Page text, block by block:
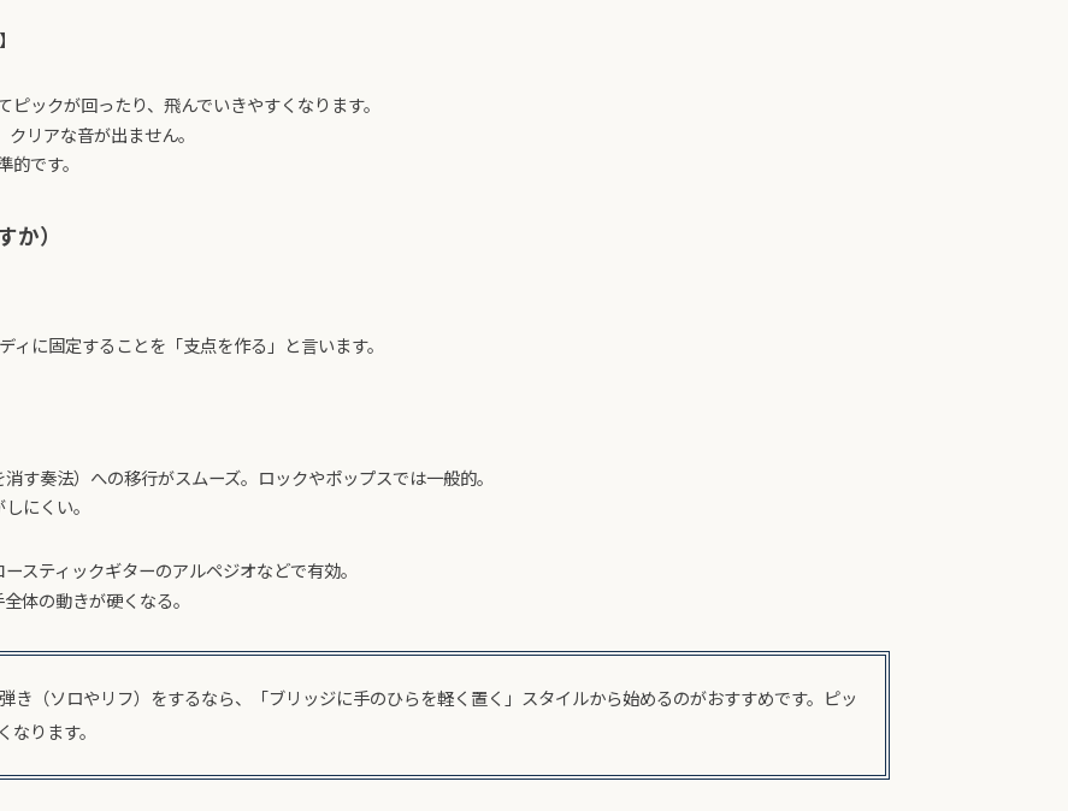
ピックが回ったり、飛んでいきやすくなります。
リアな音が出ません。
的です。
）
に固定することを「支点を作る」と言います。
す奏法）への移行がスムーズ。ロックやポップスでは一般的。
にくい。
スティックギターのアルペジオなどで有効。
体の動きが硬くなる。
き（ソロやリフ）をするなら、「ブリッジに手のひらを軽く置く」スタイルから始めるのがおすすめです。ピッ
ります。